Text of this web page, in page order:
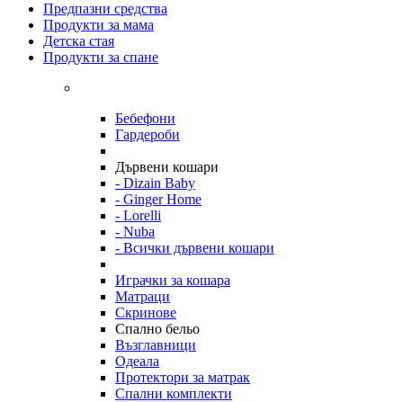
Предпазни средства
Продукти за мама
Детска стая
Продукти за спане
Бебефони
Гардероби
Дървени кошари
- Dizain Baby
- Ginger Home
- Lorelli
- Nuba
- Всички дървени кошари
Играчки за кошара
Матраци
Скринове
Спално бельо
Възглавници
Одеала
Протектори за матрак
Спални комплекти